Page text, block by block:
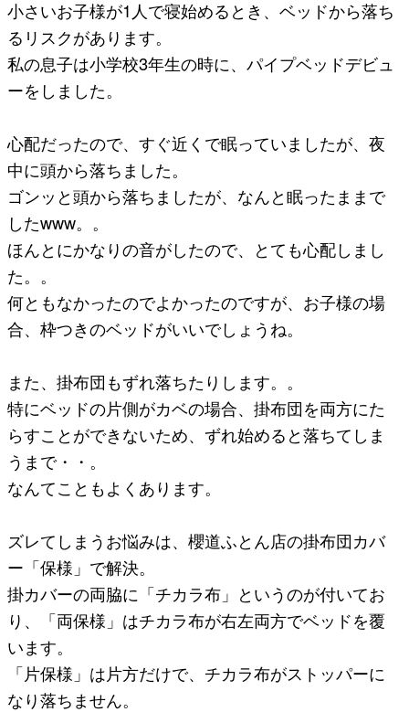
小さいお子様が1人で寝始めるとき、ベッドから落ち
るリスクがあります。
私の息子は小学校3年生の時に、パイプベッドデビュ
ーをしました。
心配だったので、すぐ近くで眠っていましたが、夜
中に頭から落ちました。
ゴンッと頭から落ちましたが、なんと眠ったままで
したwww。。
ほんとにかなりの音がしたので、とても心配しまし
た。。
何ともなかったのでよかったのですが、お子様の場
合、枠つきのベッドがいいでしょうね。
また、掛布団もずれ落ちたりします。。
特にベッドの片側がカベの場合、掛布団を両方にた
らすことができないため、ずれ始めると落ちてしま
うまで・・。
なんてこともよくあります。
ズレてしまうお悩みは、櫻道ふとん店の掛布団カバ
ー「保様」で解決。
掛カバーの両脇に「チカラ布」というのが付いてお
り、「両保様」はチカラ布が右左両方でベッドを覆
います。
「片保様」は片方だけで、チカラ布がストッパーに
なり落ちません。